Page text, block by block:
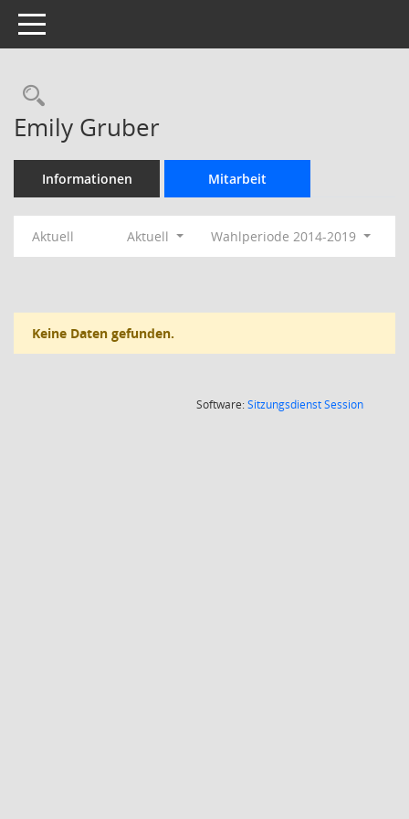
Toggle navigation
Rechercheauswahl
Emily Gruber
Informationen Mitarbeit
Aktuell Aktuell Wahlperiode 2014-2019
Keine Daten gefunden.
Software:SitzungsdienstSession(Wird in